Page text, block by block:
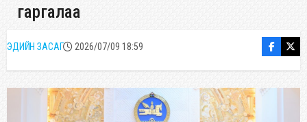
гаргалаа
ЭДИЙН ЗАСАГ 2026/07/09 18:59